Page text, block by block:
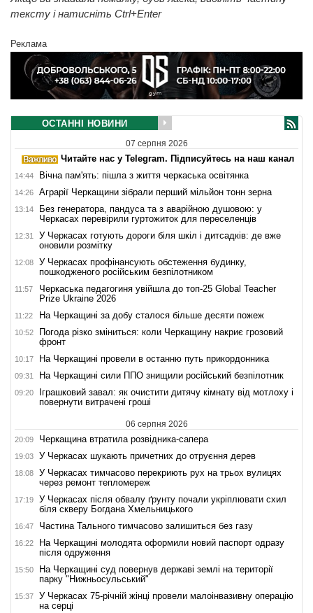
тексту і натисніть Ctrl+Enter
Реклама
ОСТАННІ НОВИНИ
07 серпня 2026
Читайте нас у Telegram. Підписуйтесь на наш канал
14:44 Вічна пам'ять: пішла з життя черкаська освітянка
14:26 Аграрії Черкащини зібрали перший мільйон тонн зерна
13:14
Без генератора, пандуса та з аварійною душовою: у
Черкасах перевірили гуртожиток для переселенців
12:31
У Черкасах готують дороги біля шкіл і дитсадків: де вже
оновили розмітку
12:08
У Черкасах профінансують обстеження будинку,
пошкодженого російським безпілотником
11:57
Черкаська педагогиня увійшла до топ-25 Global Teacher
Prize Ukraine 2026
11:22 На Черкащині за добу сталося більше десяти пожеж
10:52
Погода різко зміниться: коли Черкащину накриє грозовий
фронт
10:17 На Черкащині провели в останню путь прикордонника
09:31 На Черкащині сили ППО знищили російський безпілотник
09:20
Іграшковий завал: як очистити дитячу кімнату від мотлоху і
повернути витрачені гроші
06 серпня 2026
20:09 Черкащина втратила розвідника-сапера
19:03 У Черкасах шукають причетних до отруєння дерев
18:08
У Черкасах тимчасово перекриють рух на трьох вулицях
через ремонт тепломереж
17:19
У Черкасах після обвалу ґрунту почали укріплювати схил
біля скверу Богдана Хмельницького
16:47 Частина Тального тимчасово залишиться без газу
16:22
На Черкащині молодята оформили новий паспорт одразу
після одруження
15:50
На Черкащині суд повернув державі землі на території
парку "Нижньосульський"
15:37
У Черкасах 75-річній жінці провели малоінвазивну операцію
на серці